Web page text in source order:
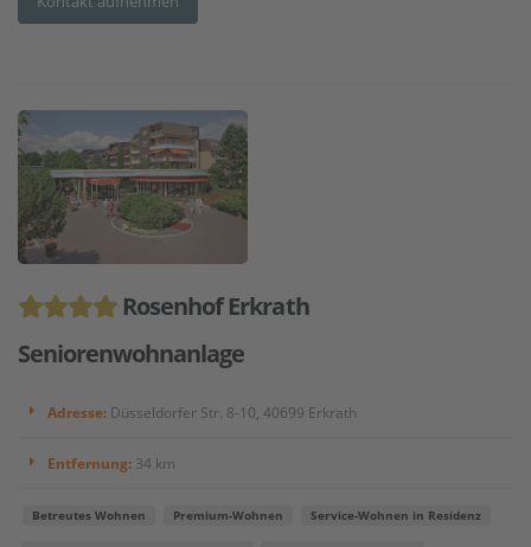
Rosenhof Erkrath
Seniorenwohnanlage
Adresse: Düsseldorfer Str. 8-10, 40699 Erkrath
Entfernung: 34 km
Betreutes Wohnen Premium-Wohnen Service-Wohnen in Residenz